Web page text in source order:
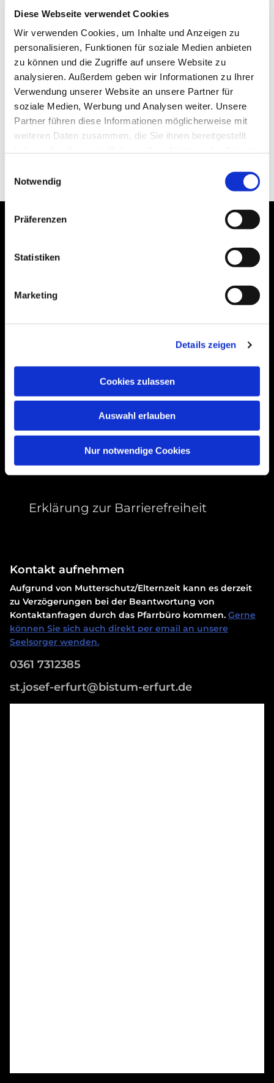
Diese Webseite verwendet Cookies
Wir verwenden Cookies, um Inhalte und Anzeigen zu
personalisieren, Funktionen für soziale Medien anbieten
zu können und die Zugriffe auf unsere Website zu
analysieren. Außerdem geben wir Informationen zu Ihrer
Verwendung unserer Website an unsere Partner für
soziale Medien, Werbung und Analysen weiter. Unsere
Partner führen diese Informationen möglicherweise mit
weiteren Daten zusammen, die Sie ihnen bereitgestellt
Notwendig
Präferenzen
Statistiken
Marketing
Details zeigen
Cookies zulassen
Auswahl erlauben
Nur notwendige Cookies
Bitte akzeptieren Sie Marketing-Cookies,
Accept cookies
Erklärung zur Barrierefreiheit
Kontakt aufnehmen
Aufgrund von Mutterschutz/Elternzeit kann es derzeit
zu Verzögerungen bei der Beantwortung von
Kontaktanfragen durch das Pfarrbüro kommen. Gerne
können Sie sich auch direkt per email an unsere
Seelsorger wenden.
0361 7312385
st.josef-erfurt@bistum-erfurt.de